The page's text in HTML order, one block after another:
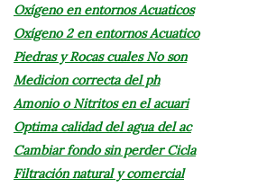
Oxígeno en entornos Acuaticos
Oxígeno 2 en entornos Acuatico
Piedras y Rocas cuales No son
Medicion correcta del ph
Amonio o Nitritos en el acuari
Optima calidad del agua del ac
Cambiar fondo sin perder Cicla
Filtración natural y comercial